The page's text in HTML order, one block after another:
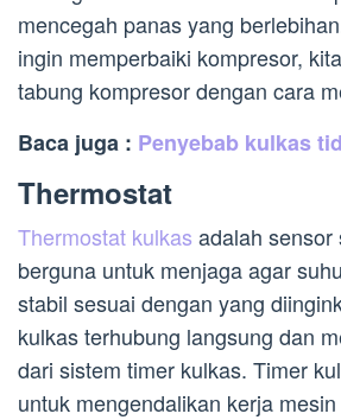
mencegah panas yang
ingin memperbaiki kompresor,
tabung kompresor dengan cara
Baca juga : Penyebab kulkas
Thermostat
Thermostat kulkas adalah sensor
berguna untuk menjaga agar
stabil sesuai dengan yang
kulkas terhubung langsung dan
dari sistem timer kulkas. Timer
untuk mengendalikan kerja